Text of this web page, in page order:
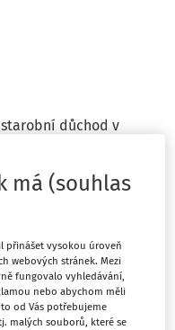
důchod v
má splněnou. Bude
1. 3. 2025? Prvnímu
věku, druhému
nejvýše 3 roky“.
má (souhlas
přinášet vysokou úroveň
webových stránek. Mezi
fungovalo vyhledávání,
nebo abychom měli
od Vás potřebujeme
malých souborů, které se